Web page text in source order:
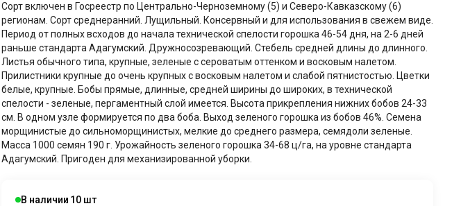
Сорт включен в Госреестр по Центрально-Черноземному (5) и Северо-Кавказскому (6)
регионам. Сорт среднеранний. Лущильный. Консервный и для использования в свежем виде.
Период от полных всходов до начала технической спелости горошка 46-54 дня, на 2-6 дней
раньше стандарта Адагумский. Дружносозревающий. Стебель средней длины до длинного.
Листья обычного типа, крупные, зеленые с сероватым оттенком и восковым налетом.
Прилистники крупные до очень крупных с восковым налетом и слабой пятнистостью. Цветки
белые, крупные. Бобы прямые, длинные, средней ширины до широких, в технической
спелости - зеленые, пергаментный слой имеется. Высота прикрепления нижних бобов 24-33
см. В одном узле формируется по два боба. Выход зеленого горошка из бобов 46%. Семена
морщинистые до сильноморщинистых, мелкие до среднего размера, семядоли зеленые.
Масса 1000 семян 190 г. Урожайность зеленого горошка 34-68 ц/га, на уровне стандарта
Адагумский. Пригоден для механизированной уборки.
В наличии 10